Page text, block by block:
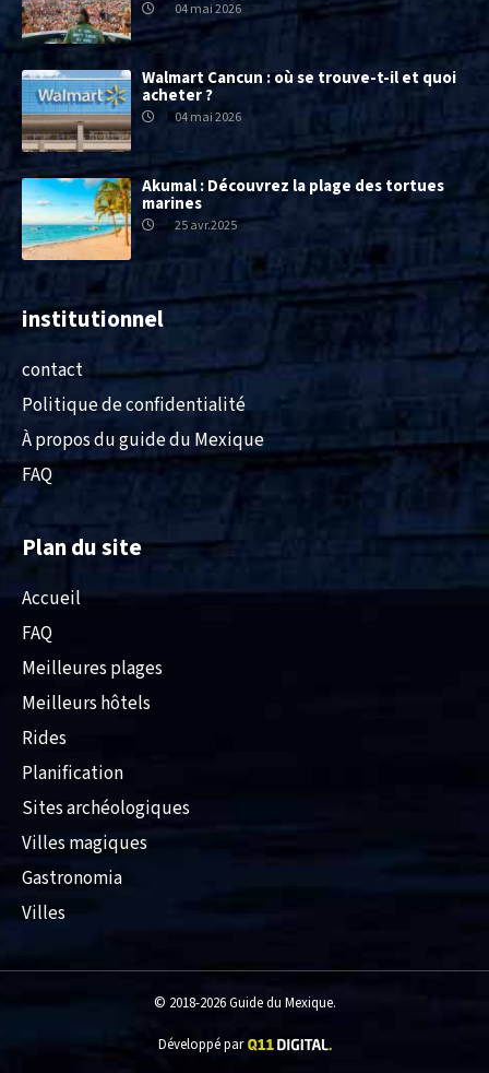
04 mai 2026
Walmart Cancun : où se trouve-t-il et quoi
acheter ?
04 mai 2026
Akumal : Découvrez la plage des tortues
marines
25 avr.2025
institutionnel
contact
Politique de confidentialité
À propos du guide du Mexique
FAQ
Plan du site
Accueil
FAQ
Meilleures plages
Meilleurs hôtels
Rides
Planification
Sites archéologiques
Villes magiques
Gastronomia
Villes
© 2018-2026 Guide du Mexique.
Développé par